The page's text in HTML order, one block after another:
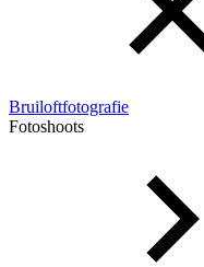
Bruiloftfotografie
Fotoshoots